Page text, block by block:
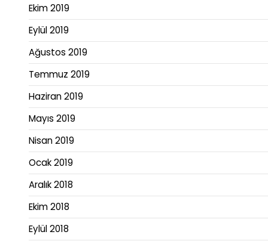
Ekim 2019
Eylül 2019
Ağustos 2019
Temmuz 2019
Haziran 2019
Mayıs 2019
Nisan 2019
Ocak 2019
Aralık 2018
Ekim 2018
Eylül 2018